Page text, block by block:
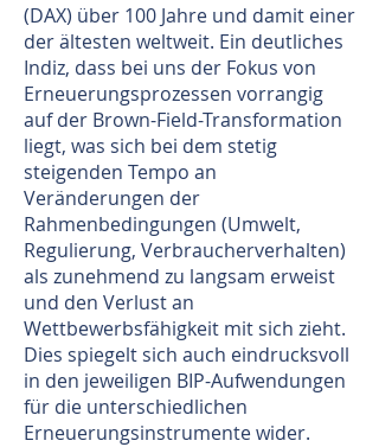
(DAX) über 100 Jahre und damit einer
der ältesten weltweit. Ein deutliches
Indiz, dass bei uns der Fokus von
Erneuerungsprozessen vorrangig
auf der Brown-Field-Transformation
liegt, was sich bei dem stetig
steigenden Tempo an
Veränderungen der
Rahmenbedingungen (Umwelt,
Regulierung, Verbraucherverhalten)
als zunehmend zu langsam erweist
und den Verlust an
Wettbewerbsfähigkeit mit sich zieht.
Dies spiegelt sich auch eindrucksvoll
in den jeweiligen BIP-Aufwendungen
für die unterschiedlichen
Erneuerungsinstrumente wider.